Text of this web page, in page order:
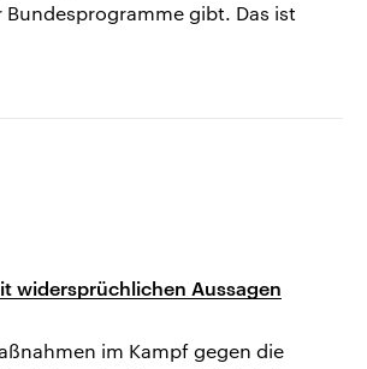
gibt. Das ist
widersprüchlichen Aussagen
im Kampf gegen die